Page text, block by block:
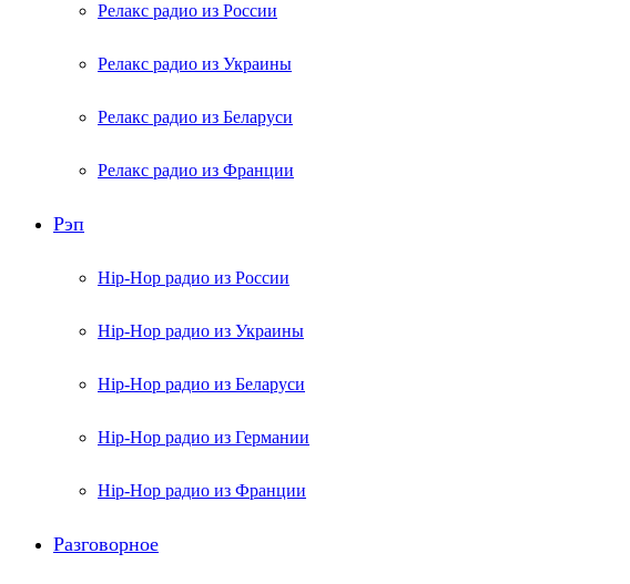
Релакс радио из России
Релакс радио из Украины
Релакс радио из Беларуси
Релакс радио из Франции
Рэп
Hip-Hop радио из России
Hip-Hop радио из Украины
Hip-Hop радио из Беларуси
Hip-Hop радио из Германии
Hip-Hop радио из Франции
Разговорное